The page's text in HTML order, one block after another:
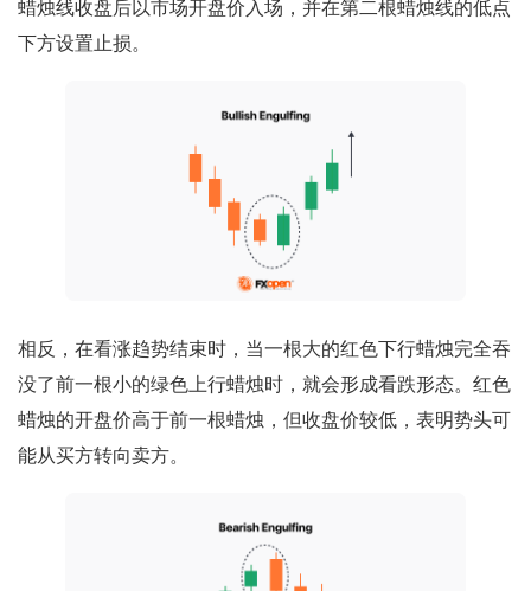
蜡烛线收盘后以市场开盘价入场，并在第二根蜡烛线的低点
下方设置止损。
相反，在看涨趋势结束时，当一根大的红色下行蜡烛完全吞
没了前一根小的绿色上行蜡烛时，就会形成看跌形态。红色
蜡烛的开盘价高于前一根蜡烛，但收盘价较低，表明势头可
能从买方转向卖方。